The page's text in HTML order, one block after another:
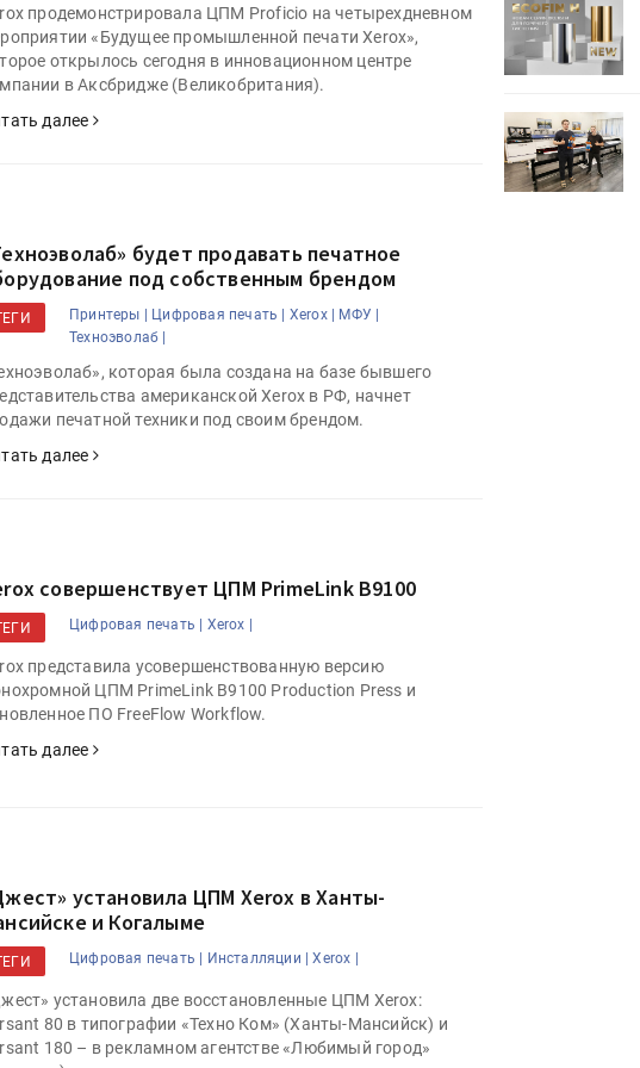
продемонстрировала ЦПМ Proficio на четырехдневном
«Будущее промышленной печати Xerox»,
открылось сегодня в инновационном центре
в Аксбридже (Великобритания).
далее
будет продавать печатное
под собственным брендом
Принтеры | Цифровая печать | Xerox |
МФУ |
Техноэволаб |
которая была создана на базе бывшего
американской Xerox в РФ, начнет
печатной техники под своим брендом.
далее
совершенствует ЦПМ PrimeLink B9100
Цифровая печать | Xerox |
представила усовершенствованную версию
ЦПМ PrimeLink B9100 Production Press и
ПО FreeFlow Workflow.
далее
установила ЦПМ Xerox в Ханты-
и Когалыме
Цифровая печать | Инсталляции | Xerox |
установила две восстановленные ЦПМ Xerox:
80 в типографии «Техно Ком» (Ханты-Мансийск) и
180 – в рекламном агентстве «Любимый город»
«Дубль В» расширяет ассортимент
фольги для горячего тиснения